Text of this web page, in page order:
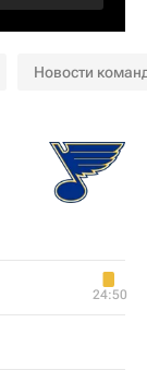
Новости
24:50